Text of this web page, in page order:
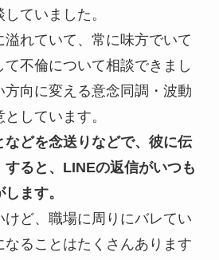
ていました。
れていて、常に味方でいて
て不倫について相談できまし
方向に変える意念同調・波動
しています。
どを念送りなどで、彼に伝
すると、LINEの返信がいつも
ます。
ど、職場に周りにバレてい
なることはたくさんあります